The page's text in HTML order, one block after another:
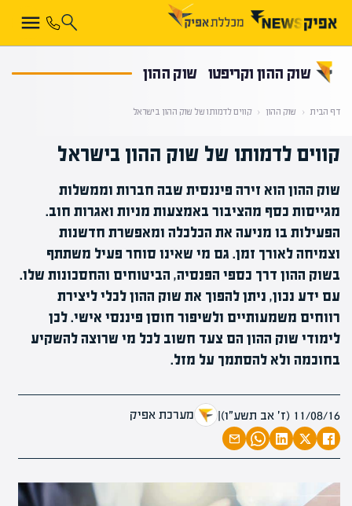
שוק ההון וקריפטו שוק ההון
דף הבית ‹ שוק ההון ‹ קווים לדמותו של שוק ההון בישראל
קווים לדמותו של שוק ההון בישראל
שוק ההון הוא זירה פיננסית שבה חברות וממשלות
מגייסות כסף מהציבור באמצעות מניות ואגרות חוב.
הפעילות בו מניעה את הכלכלה ומאפשרת חדשנות
וצמיחה לאורך זמן. גם מי שאינו סוחר פעיל משתתף
בשוק ההון דרך כספי הפנסיה, הביטוחים והחסכונות שלו.
עם ידע נכון, ניתן להפוך את שוק ההון לכלי ליצירת
רווחים משמעותיים ולשיפור חוסן פיננסי אישי. לכן
לימודי שוק ההון הם צעד חשוב לכל מי שרוצה להשקיע
בחוכמה ולא להסתמך על מזל.
11/08/16 (ז׳ אב תשע״ו) | מערכת אפיק